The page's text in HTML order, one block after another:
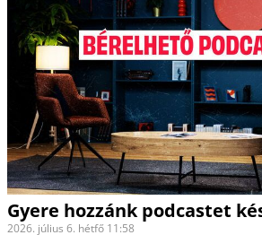
Gyere hozzánk podcastet
2026. július 6. hétfő 11:58